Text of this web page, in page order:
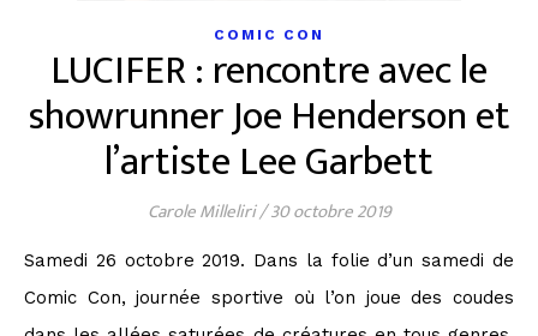
COMIC CON
LUCIFER : rencontre avec le
showrunner Joe Henderson et
l’artiste Lee Garbett
Carole Milleliri/30 octobre 2019
Samedi 26 octobre 2019. Dans la folie d’un samedi de
Comic Con, journée sportive où l’on joue des coudes